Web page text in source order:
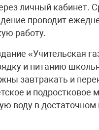
личный кабинет.
проводит
работу.
«Учительская
и питанию
завтракать и
и
воду в достаточном